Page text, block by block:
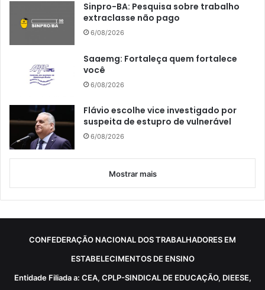
Sinpro-BA: Pesquisa sobre trabalho
extraclasse não pago
6/08/2026
Saaemg: Fortaleça quem fortalece
você
6/08/2026
Flávio escolhe vice investigado por
suspeita de estupro de vulnerável
6/08/2026
Mostrar mais
CONFEDERAÇÃO NACIONAL DOS TRABALHADORES EM
ESTABELECIMENTOS DE ENSINO
Entidade Filiada a: CEA, CPLP-SINDICAL DE EDUCAÇÃO, DIEESE,